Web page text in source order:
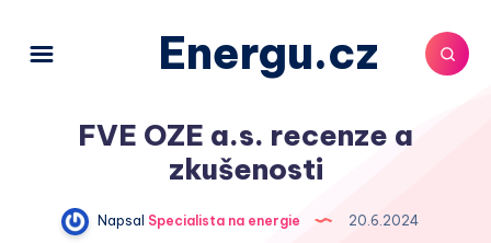
Energu.cz
FVE OZE a.s. recenze a
zkušenosti
Napsal Specialista na energie
20.6.2024